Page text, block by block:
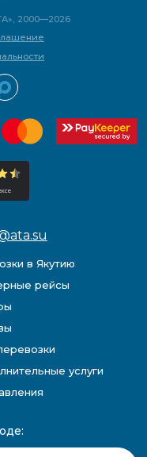
2000—2026
в Якутию
рейсы
услуги